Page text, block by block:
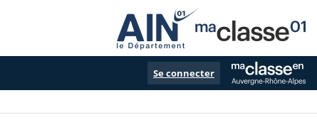
Se connecter